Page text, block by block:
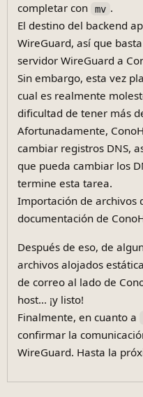
completar con
mv .
El destino del backend
WireGuard, así que
servidor WireGuard a
Sin embargo, esta vez
cual es realmente
dificultad de tener más
Afortunadamente,
cambiar registros DNS,
que pueda cambiar los
termine esta tarea.
Importación de archivos
documentación de
Después de eso, de
archivos alojados
de correo al lado de
host... ¡y listo!
Finalmente, en cuanto a
confirmar la
WireGuard. Hasta la